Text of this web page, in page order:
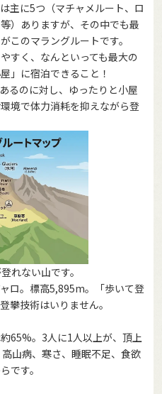
主に5つ（マチャメルート、ロ
）ありますが、その中でも最
このマラングルートです。
すく、なんといっても最大の
」に宿泊できること！
るのに対し、ゆったりと小屋
境で体力消耗を抑えながら登
れない山です。
ロ。標高5,895m。「歩いて登
攀技術はいりません。
65%。3人に1人以上が、頂上
山病、寒さ、睡眠不足、食欲
です。